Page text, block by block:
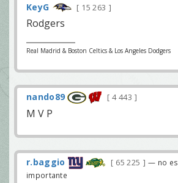
KeyG 15 263
Rodgers
Real Madrid & Boston Celtics & Los Angeles Dodgers
nando89 4 443
M V P
r.baggio 65 225
— no es
importante